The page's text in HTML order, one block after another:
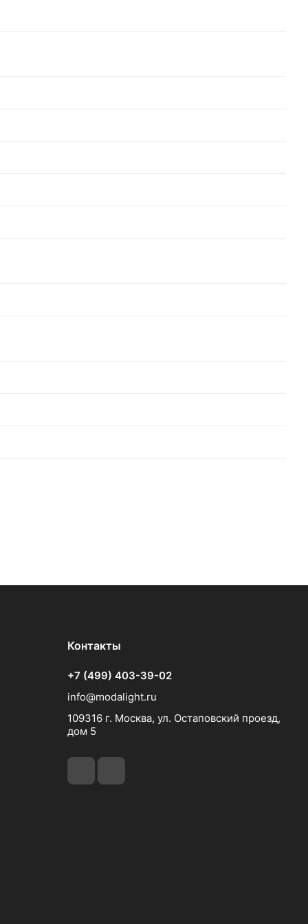
Контакты
+7 (499) 403-39-02
info@modalight.ru
109316 г. Москва, ул. Остаповский проезд,
дом 5